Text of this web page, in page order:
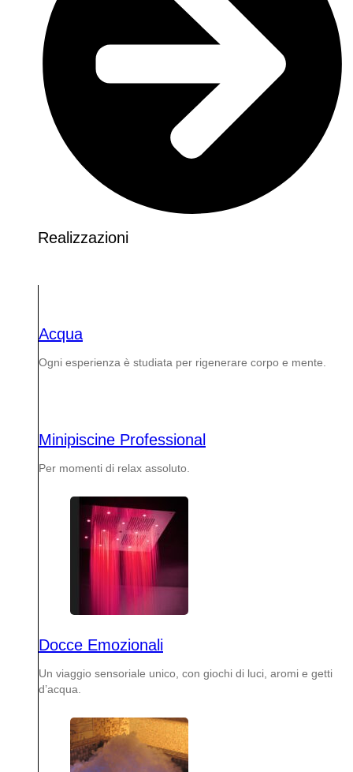
Realizzazioni
Acqua
Ogni esperienza è studiata per rigenerare corpo e mente.
Minipiscine Professional
Per momenti di relax assoluto.
Docce Emozionali
Un viaggio sensoriale unico, con giochi di luci, aromi e getti
d’acqua.